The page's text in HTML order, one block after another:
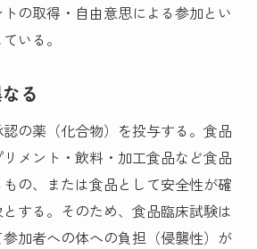
の取得・自由意思による参加とい
いる。
る
の薬（化合物）を投与する。食品
メント・飲料・加工食品など食品
の、または食品として安全性が確
する。そのため、食品臨床試験は
加者への体への負担（侵襲性）が